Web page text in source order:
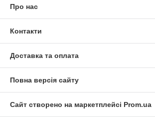
Про нас
Контакти
Доставка та оплата
Повна версія сайту
Сайт створено на маркетплейсі Prom.ua